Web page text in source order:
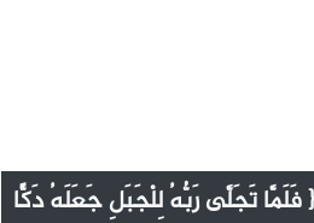
تَجَلَّى رَبُّهُ لِلْجَبَلِ جَعَلَهُ دَكًّا